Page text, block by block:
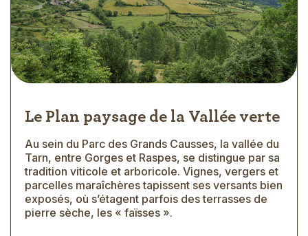
Le Plan paysage de la Vallée verte
Extrait
Au sein du Parc des Grands Causses, la vallée du
Tarn, entre Gorges et Raspes, se distingue par sa
tradition viticole et arboricole. Vignes, vergers et
parcelles maraîchères tapissent ses versants bien
exposés, où s’étagent parfois des terrasses de
pierre sèche, les « faïsses ».